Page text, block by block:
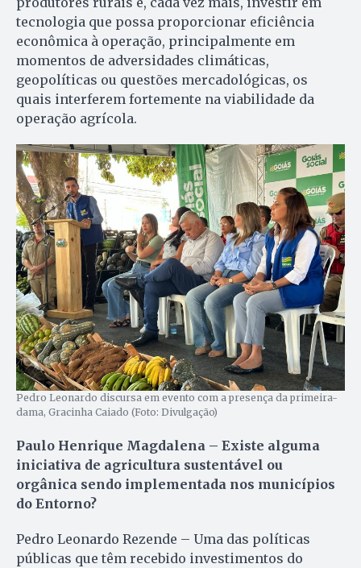
tecnologia que possa proporcionar eficiência
econômica à operação, principalmente em
momentos de adversidades climáticas,
geopolíticas ou questões mercadológicas, os
quais interferem fortemente na viabilidade da
operação agrícola.
Pedro Leonardo discursa em evento com a presença da primeira-
dama, Gracinha Caiado (Foto: Divulgação)
Paulo Henrique Magdalena – Existe alguma
iniciativa de agricultura sustentável ou
orgânica sendo implementada nos municípios
do Entorno?
Pedro Leonardo Rezende – Uma das políticas
públicas que têm recebido investimentos do